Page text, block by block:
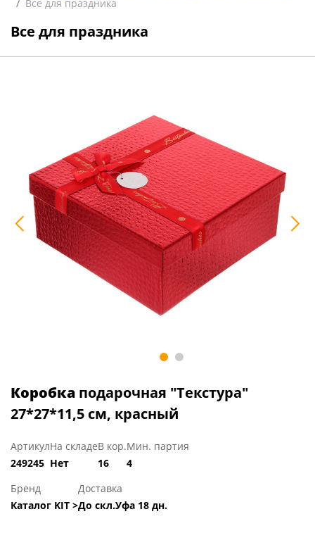
Все для праздника
Все для праздника
Коробка подарочная "Текстура"
27*27*11,5 см, красный
Артикул
249245
На складе
Нет
В кор.
16
Мин. партия
4
Бренд
Каталог KIT >
Доставка
До скл.Уфа 18 дн.